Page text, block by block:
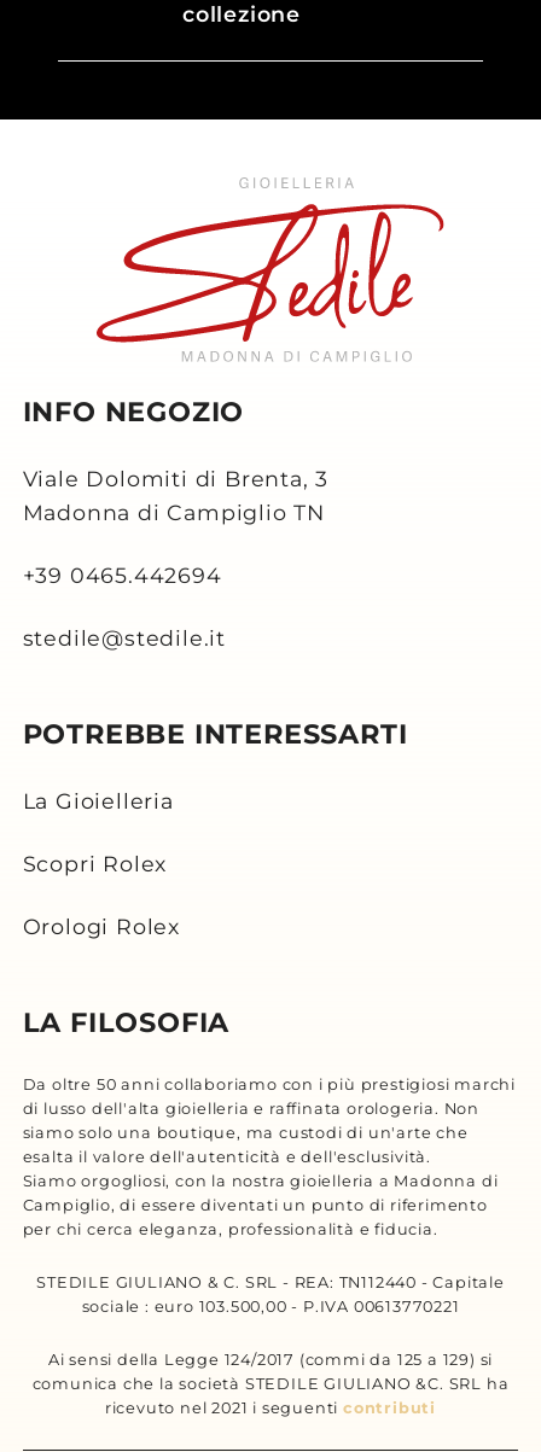
collezione
INFO NEGOZIO
Viale Dolomiti di Brenta, 3
Madonna di Campiglio TN
+39 0465.442694
stedile@stedile.it
POTREBBE INTERESSARTI
La Gioielleria
Scopri Rolex
Orologi Rolex
LA FILOSOFIA
Da oltre 50 anni collaboriamo con i più prestigiosi marchi
di lusso dell'alta gioielleria e raffinata orologeria. Non
siamo solo una boutique, ma custodi di un'arte che
esalta il valore dell'autenticità e dell'esclusività.
Siamo orgogliosi, con la nostra gioielleria a Madonna di
Campiglio, di essere diventati un punto di riferimento
per chi cerca eleganza, professionalità e fiducia.
STEDILE GIULIANO & C. SRL - REA: TN112440 - Capitale
sociale : euro 103.500,00 - P.IVA 00613770221
Ai sensi della Legge 124/2017 (commi da 125 a 129) si
comunica che la società STEDILE GIULIANO &C. SRL ha
ricevuto nel 2021 i seguenticontributi